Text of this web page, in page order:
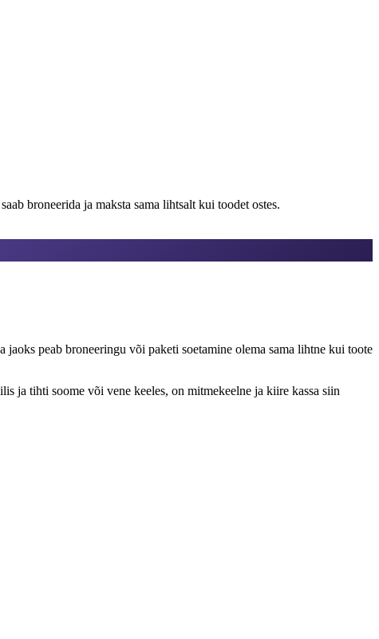
broneerida ja maksta sama lihtsalt kui toodet ostes.
peab broneeringu või paketi soetamine olema sama lihtne kui toote
ja tihti soome või vene keeles, on mitmekeelne ja kiire kassa siin